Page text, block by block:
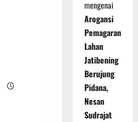
mengenai
Arogansi
Pemagaran
Lahan
Jatibening
Berujung
Pidana,
Nesan
Sudrajat